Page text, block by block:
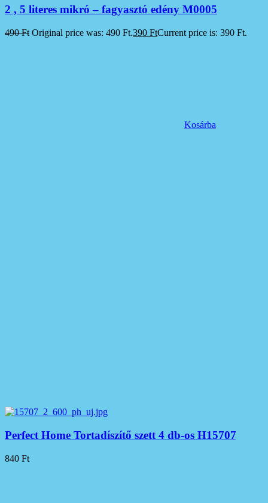
2 , 5 literes mikró – fagyasztó edény M0005
490Ft Original price was: 490 Ft.390 FtCurrent price is: 390 Ft.
Kosárba
Perfect Home Tortadíszítő szett 4 db-os H15707
840 Ft